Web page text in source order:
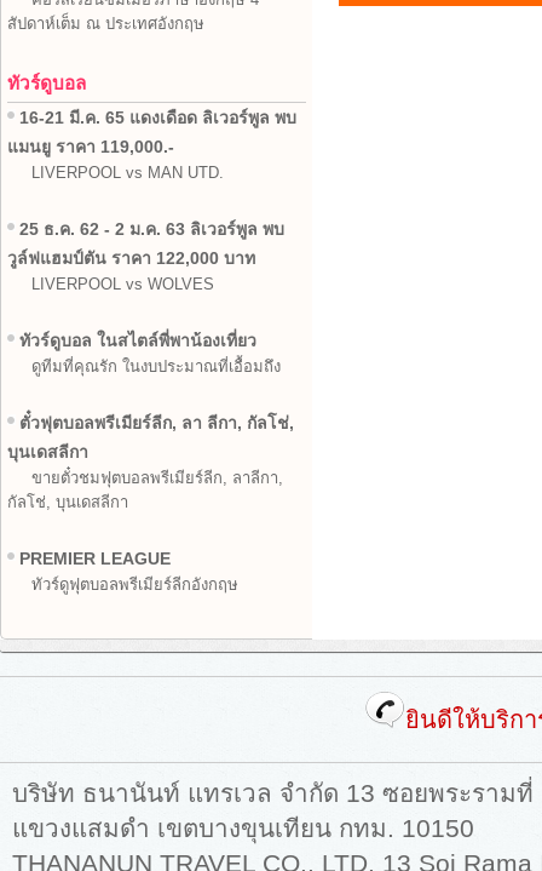
สัปดาห์เต็ม ณ ประเทศอังกฤษ
ทัวร์ดูบอล
16-21 มี.ค. 65 แดงเดือด ลิเวอร์พูล พบ
แมนยู ราคา 119,000.-
LIVERPOOL vs MAN UTD.
25 ธ.ค. 62 - 2 ม.ค. 63 ลิเวอร์พูล พบ
วูล์ฟแฮมป์ตัน ราคา 122,000 บาท
LIVERPOOL vs WOLVES
ทัวร์ดูบอล ในสไตล์พี่พาน้องเที่ยว
ดูทีมที่คุณรัก ในงบประมาณที่เอื้อมถึง
ตั๋วฟุตบอลพรีเมียร์ลีก, ลา ลีกา, กัลโช่,
บุนเดสลีกา
ขายตั๋วชมฟุตบอลพรีเมียร์ลีก, ลาลีกา,
กัลโช่, บุนเดสลีกา
PREMIER LEAGUE
ทัวร์ดูฟุตบอลพรีเมียร์ลีกอังกฤษ
ยินดีให้บริกา
บริษัท ธนานันท์ แทรเวล จำกัด 13 ซอยพระรามที่
แขวงแสมดำ เขตบางขุนเทียน กทม. 10150
THANANUN TRAVEL CO., LTD. 13 Soi